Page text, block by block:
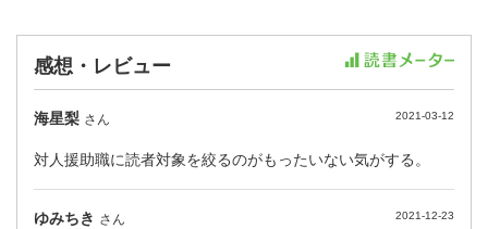
感想・レビュー
海星梨 さん 2021-03-12
対人援助職に読者対象を絞るのがもったいない気がする。
ゆみちき さん 2021-12-23